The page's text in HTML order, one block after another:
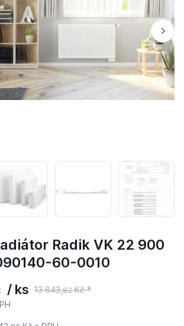
Radik VK 22 900
60-0010
/ ks 13 843,82Kč *